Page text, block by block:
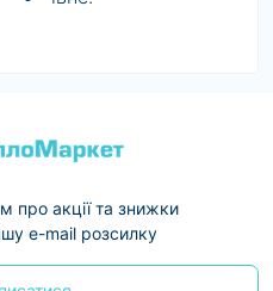
про акції та знижки
e-mail розсилку